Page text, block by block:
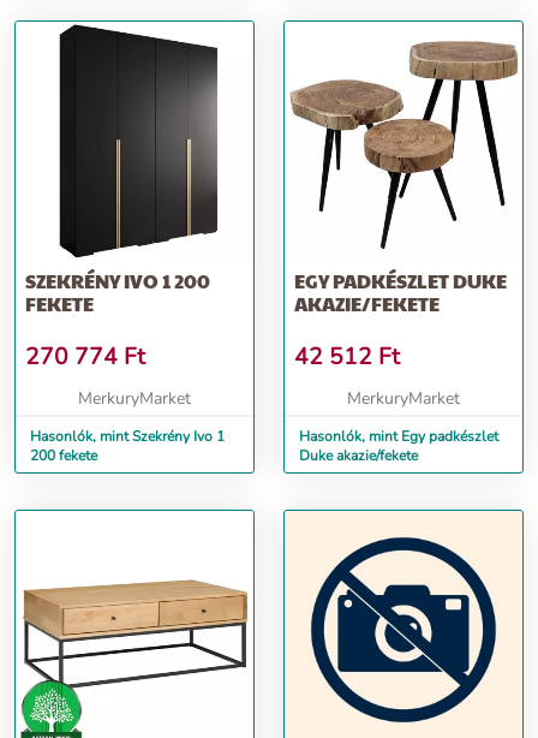
SZEKRÉNY IVO 1 200
FEKETE
270 774 Ft
MerkuryMarket
Hasonlók, mint Szekrény Ivo 1
200 fekete
EGY PADKÉSZLET DUKE
AKAZIE/FEKETE
42 512 Ft
MerkuryMarket
Hasonlók, mint Egy padkészlet
Duke akazie/fekete